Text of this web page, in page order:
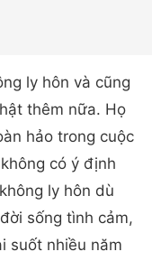
ly hôn và cũng
thêm nữa. Họ
hảo trong cuộc
có ý định
ly hôn dù
sống tình cảm,
suốt nhiều năm